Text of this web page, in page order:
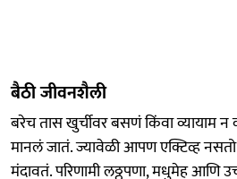
बैठी जीवनशैली
बरेच तास खुर्चीवर बसणं किंवा व्यायाम
मानलं जातं. ज्यावेळी आपण एक्टिव्ह
मंदावतं. परिणामी लठ्ठपणा, मधुमेह आणि